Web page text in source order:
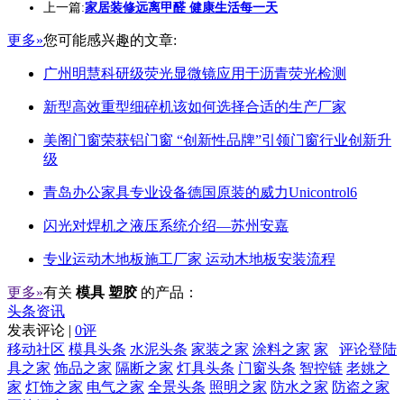
上一篇:家居装修远离甲醛 健康生活每一天
更多»您可能感兴趣的文章:
广州明慧科研级荧光显微镜应用于沥青荧光检测
新型高效重型细碎机该如何选择合适的生产厂家
美阁门窗荣获铝门窗 “创新性品牌”引领门窗行业创新升
级
青岛办公家具专业设备德国原装的威力Unicontrol6
闪光对焊机之液压系统介绍—苏州安嘉
专业运动木地板施工厂家 运动木地板安装流程
更多»有关 模具 塑胶 的产品：
头条资讯
发表评论 | 0评
评论登陆
移动社区 模具头条 水泥头条 家装之家 涂料之家 家
具之家 饰品之家 隔断之家 灯具头条 门窗头条 智控链 老姚之
家 灯饰之家 电气之家 全景头条 照明之家 防水之家 防盗之家